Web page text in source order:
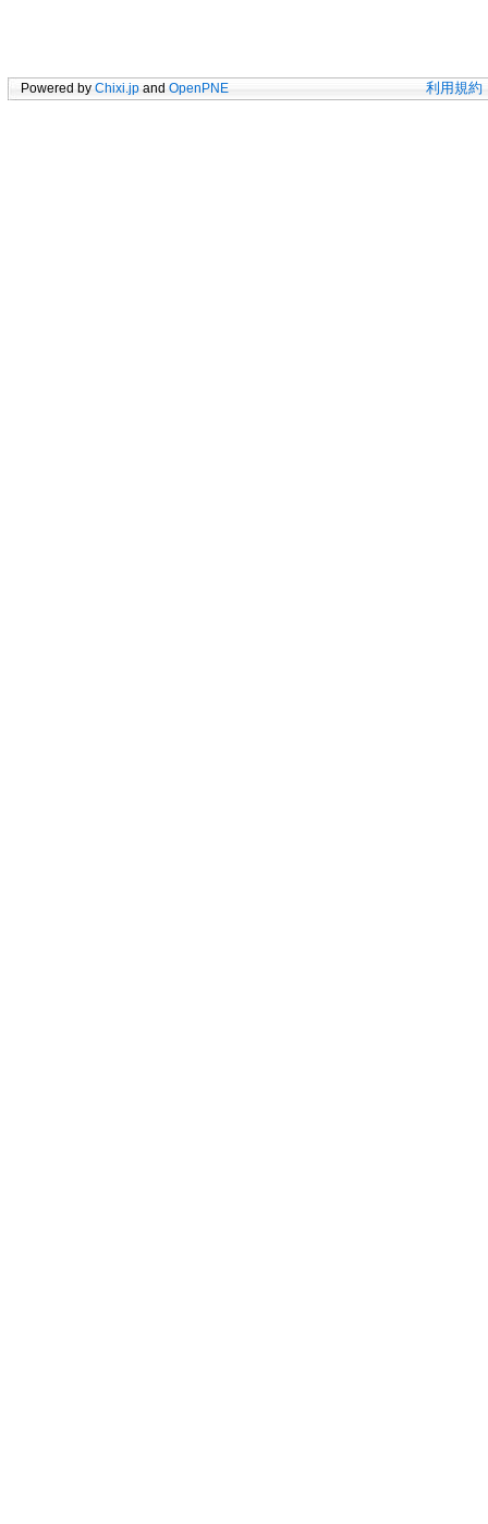
Powered by Chixi.jp and OpenPNE 利用規約